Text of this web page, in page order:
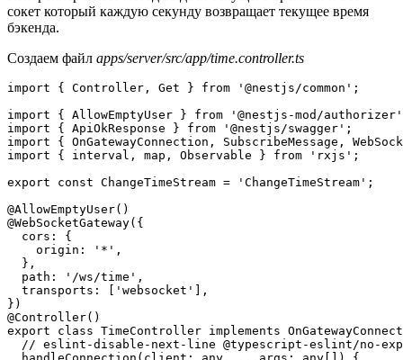
сокет который каждую секунду возвращает текущее время
бэкенда.
Создаем файл apps/server/src/app/time.controller.ts
import { Controller, Get } from '@nestjs/common';
import { AllowEmptyUser } from '@nestjs-mod/
import { ApiOkResponse } from '@nestjs/swagger';
import { OnGatewayConnection, SubscribeMessage,
import { interval, map, Observable } from 'rxjs';
export const ChangeTimeStream = 'ChangeTimeStream';
@AllowEmptyUser()
@WebSocketGateway({
  cors: {
    origin: '*',
  },
  path: '/ws/time',
  transports: ['websocket'],
})
@Controller()
export class TimeController implements
// eslint-disable-next-line @typescript-eslint/no-